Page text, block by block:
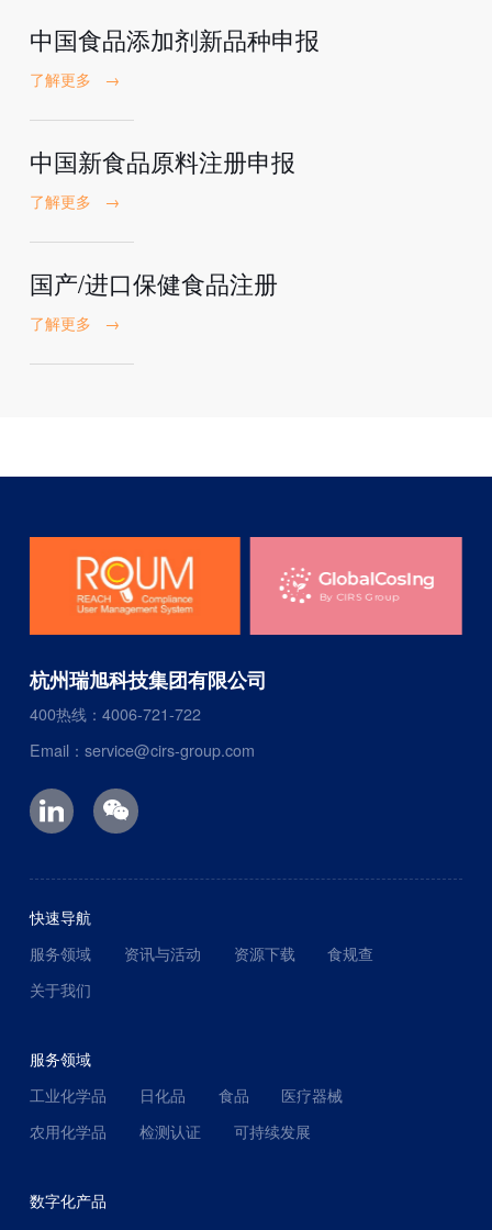
中国食品添加剂新品种申报
了解更多 →
中国新食品原料注册申报
了解更多 →
国产/进口保健食品注册
了解更多 →
杭州瑞旭科技集团有限公司
400热线：4006-721-722
Email：service@cirs-group.com
快速导航
服务领域
资讯与活动 资源下载
食规查
关于我们
服务领域
工业化学品
日化品 食品
医疗器械
农用化学品
检测认证 可持续发展
数字化产品